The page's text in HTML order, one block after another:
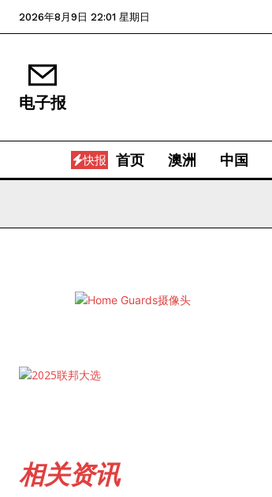
2026年8月9日 22:01 星期日
电子报
快报 首页 澳洲 中国
相关资讯